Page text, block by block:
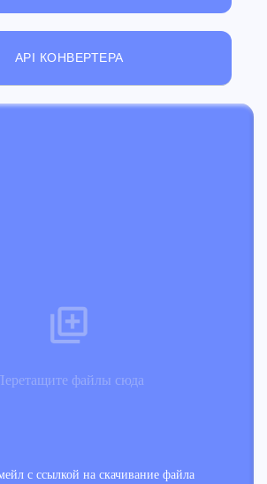
API КОНВЕРТЕРА
файлы сюда
с ссылкой на скачивание файла